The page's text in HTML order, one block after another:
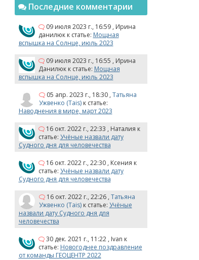
Последние комментарии
09 июля 2023 г., 16:59 , Ирина
данилюк к статье: Мощная
вспышка на Солнце, июль 2023
09 июля 2023 г., 16:55 , Ирина
Данилюк к статье: Мощная
вспышка на Солнце, июль 2023
05 апр. 2023 г., 18:30 , Татьяна
Ужвенко (Tais) к статье:
Наводнения в мире, март 2023
16 окт. 2022 г., 22:33 , Наталия к
статье: Учёные назвали дату
Судного дня для человечества
16 окт. 2022 г., 22:30 , Ксения к
статье: Учёные назвали дату
Судного дня для человечества
16 окт. 2022 г., 22:26 , Татьяна
Ужвенко (Tais) к статье: Учёные
назвали дату Судного дня для
человечества
30 дек. 2021 г., 11:22 , Ivan к
статье: Новогоднее поздравление
от команды ГЕОЦЕНТР 2022